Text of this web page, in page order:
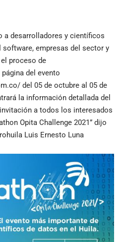
a desarrolladores y científicos
empresas del sector y
proceso de
del evento
del 05 de octubre al 05 de
la información detallada del
a todos los interesados
Opita Challenge 2021” dijo
Luis Ernesto Luna